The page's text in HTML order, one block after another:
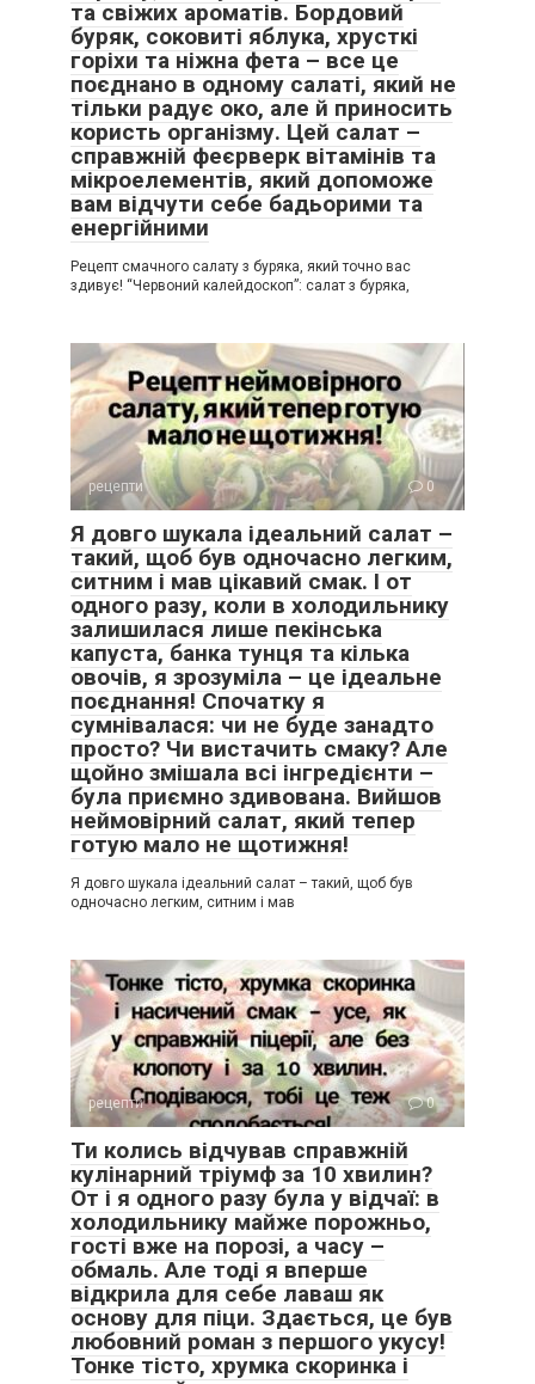
та свіжих ароматів. Бордовий
буряк, соковиті яблука, хрусткі
горіхи та ніжна фета – все це
поєднано в одному салаті, який не
тільки радує око, але й приносить
користь організму. Цей салат –
справжній феєрверк вітамінів та
мікроелементів, який допоможе
вам відчути себе бадьорими та
енергійними
Рецепт смачного салату з буряка, який точно вас
здивує! “Червоний калейдоскоп”: салат з буряка,
рецепти 0
Я довго шукала ідеальний салат –
такий, щоб був одночасно легким,
ситним і мав цікавий смак. І от
одного разу, коли в холодильнику
залишилася лише пекінська
капуста, банка тунця та кілька
овочів, я зрозуміла – це ідеальне
поєднання! Спочатку я
сумнівалася: чи не буде занадто
просто? Чи вистачить смаку? Але
щойно змішала всі інгредієнти –
була приємно здивована. Вийшов
неймовірний салат, який тепер
готую мало не щотижня!
Я довго шукала ідеальний салат – такий, щоб був
одночасно легким, ситним і мав
рецепти 0
Ти колись відчував справжній
кулінарний тріумф за 10 хвилин?
От і я одного разу була у відчаї: в
холодильнику майже порожньо,
гості вже на порозі, а часу –
обмаль. Але тоді я вперше
відкрила для себе лаваш як
основу для піци. Здається, це був
любовний роман з першого укусу!
Тонке тісто, хрумка скоринка і